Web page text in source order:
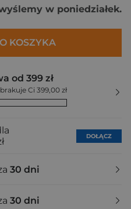
w poniedziałek.
KOSZYKA
od 399 zł
Ci 399,00 zł
DOŁĄCZ
30 dni
30 dni